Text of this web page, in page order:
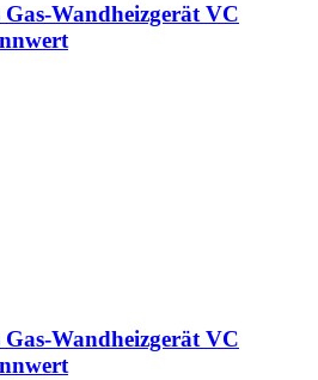
Wandheizgerät VC
Wandheizgerät VC